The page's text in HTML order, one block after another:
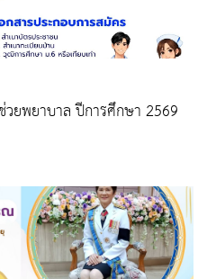
ยพยาบาล ปีการศึกษา 2569